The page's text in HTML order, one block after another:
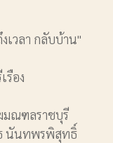
เวลา กลับบ้าน"
รือง
มณฑลราชบุรี
นันทพรพิสุทธิ์